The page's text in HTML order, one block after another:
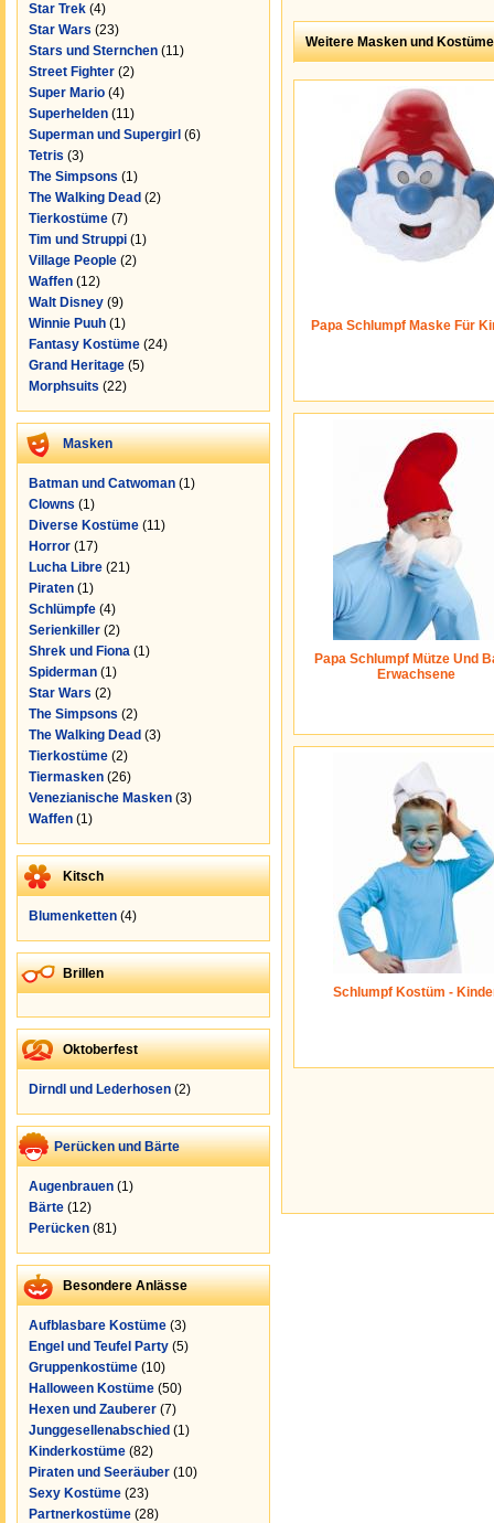
Star Trek (4)
Star Wars (23)
Stars und Sternchen (11)
Street Fighter (2)
Super Mario (4)
Superhelden (11)
Superman und Supergirl (6)
Tetris (3)
The Simpsons (1)
The Walking Dead (2)
Tierkostüme (7)
Tim und Struppi (1)
Village People (2)
Waffen (12)
Walt Disney (9)
Winnie Puuh (1)
Fantasy Kostüme (24)
Grand Heritage (5)
Morphsuits (22)
Masken
Batman und Catwoman (1)
Clowns (1)
Diverse Kostüme (11)
Horror (17)
Lucha Libre (21)
Piraten (1)
Schlümpfe (4)
Serienkiller (2)
Shrek und Fiona (1)
Spiderman (1)
Star Wars (2)
The Simpsons (2)
The Walking Dead (3)
Tierkostüme (2)
Tiermasken (26)
Venezianische Masken (3)
Waffen (1)
Kitsch
Blumenketten (4)
Brillen
Oktoberfest
Dirndl und Lederhosen (2)
Perücken und Bärte
Augenbrauen (1)
Bärte (12)
Perücken (81)
Besondere Anlässe
Aufblasbare Kostüme (3)
Engel und Teufel Party (5)
Gruppenkostüme (10)
Halloween Kostüme (50)
Hexen und Zauberer (7)
Junggesellenabschied (1)
Kinderkostüme (82)
Piraten und Seeräuber (10)
Sexy Kostüme (23)
Partnerkostüme (28)
Weitere Masken und
Papa Schlumpf Maske Für
Papa Schlumpf Mütze Und
Erwachsene
Schlumpf Kostüm -